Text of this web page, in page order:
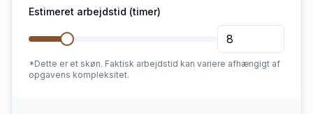
Estimeret arbejdstid (timer)
*Dette er et skøn. Faktisk arbejdstid kan variere afhængigt af
opgavens kompleksitet.